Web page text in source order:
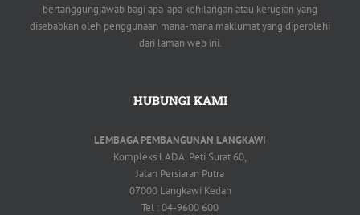
bertanggungjawab bagi apa-apa kehilangan atau kerugian yang
disebabkan oleh penggunaan mana-mana maklumat yang diperolehi
dari laman web ini.
HUBUNGI KAMI
LEMBAGA PEMBANGUNAN LANGKAWI
Kompleks LADA, Peti Surat 60,
Jalan Persiaran Putra
07000 Langkawi Kedah
Tel : 04-9600 600